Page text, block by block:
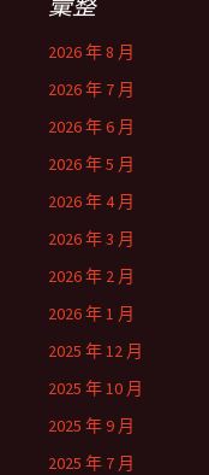
2026 年 8 月
2026 年 7 月
2026 年 6 月
2026 年 5 月
2026 年 4 月
2026 年 3 月
2026 年 2 月
2026 年 1 月
2025 年 12 月
2025 年 10 月
2025 年 9 月
2025 年 7 月